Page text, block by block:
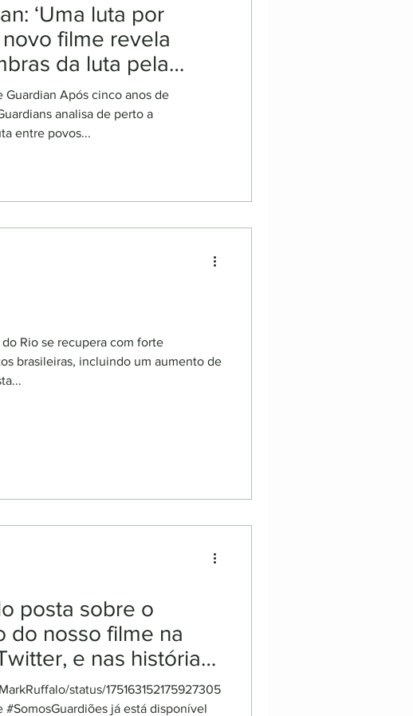
‘Uma luta por
novo filme revela
da luta pela
Guardian Após cinco anos de
analisa de perto a
entre povos...
Rio se recupera com forte
brasileiras, incluindo um aumento de
posta sobre o
do nosso filme na
e nas histórias
status/175163152175927305
#SomosGuardiões já está disponível